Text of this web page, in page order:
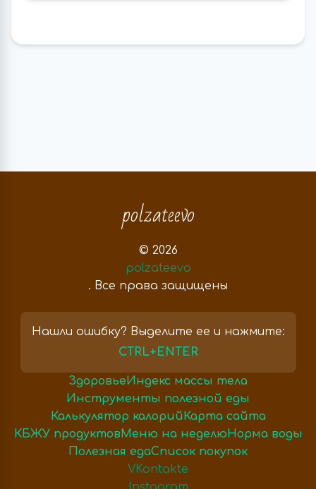
polzateevo
© 2026
polzateevo
. Все права защищены
Нашли ошибку? Выделите ее и нажмите:
CTRL+ENTER
Здоровье Индекс массы тела
Инструменты полезной еды
Калькулятор калорий Карта сайта
КБЖУ продуктов Меню на неделю Норма воды
Полезная едаСписок покупок
VKontakte